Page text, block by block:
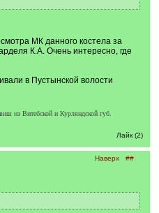
МК данного костела за
К.А. Очень интересно, где
в Пустынской волости
из Витебской и Курляндской губ.
Лайк (2)
Наверх ##